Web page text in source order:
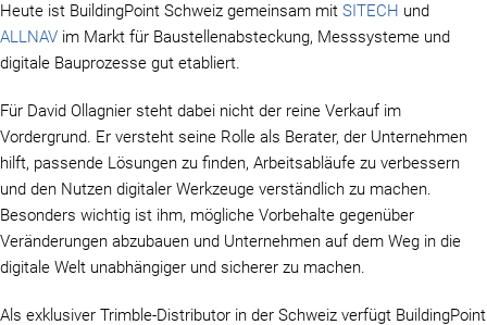
Heute ist BuildingPoint Schweiz gemeinsam mit SITECH und
ALLNAV im Markt für Baustellenabsteckung, Messsysteme und
digitale Bauprozesse gut etabliert.
Für David Ollagnier steht dabei nicht der reine Verkauf im
Vordergrund. Er versteht seine Rolle als Berater, der Unternehmen
hilft, passende Lösungen zu finden, Arbeitsabläufe zu verbessern
und den Nutzen digitaler Werkzeuge verständlich zu machen.
Besonders wichtig ist ihm, mögliche Vorbehalte gegenüber
Veränderungen abzubauen und Unternehmen auf dem Weg in die
digitale Welt unabhängiger und sicherer zu machen.
Als exklusiver Trimble-Distributor in der Schweiz verfügt BuildingPoint